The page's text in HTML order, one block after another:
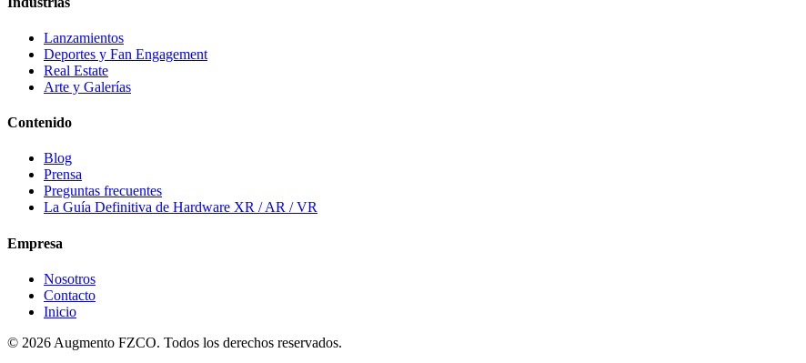
Lanzamientos
Deportes y Fan Engagement
Real Estate
Arte y Galerías
Contenido
Blog
Prensa
Preguntas frecuentes
La Guía Definitiva de Hardware XR / AR / VR
Empresa
Nosotros
Contacto
Inicio
© 2026 Augmento FZCO. Todos los derechos reservados.